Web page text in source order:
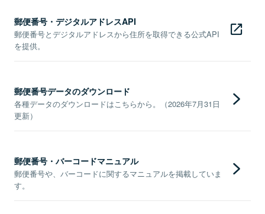
郵便番号・デジタルアドレスAPI
郵便番号とデジタルアドレスから住所を取得できる公式API
を提供。
郵便番号データのダウンロード
各種データのダウンロードはこちらから。（2026年7月31日
更新）
郵便番号・バーコードマニュアル
郵便番号や、バーコードに関するマニュアルを掲載していま
す。